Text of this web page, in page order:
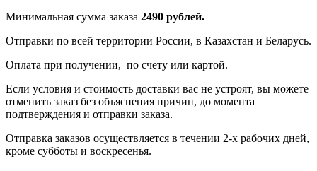
Минимальная сумма заказа 2490 рублей.
Отправки по всей территории России, в Казахстан и Беларусь.
Оплата при получении, по счету или картой.
Если условия и стоимость доставки вас не устроят, вы можете
отменить заказ без объяснения причин, до момента
подтверждения и отправки заказа.
Отправка заказов осуществляется в течении 2-х рабочих дней,
кроме субботы и воскресенья.